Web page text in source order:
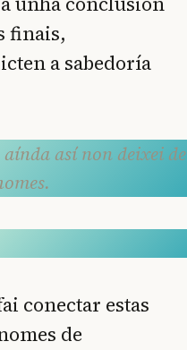
finais,
a sabedoría
así non deixei de
conectar estas
de